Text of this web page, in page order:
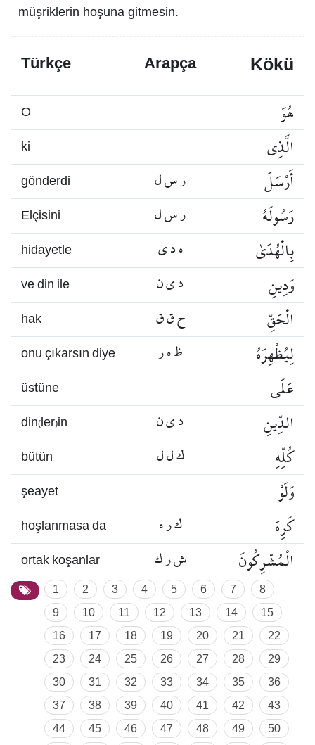
müşriklerin hoşuna gitmesin.
Türkçe Arapça Kökü
O هُوَ
ki الَّذِي
gönderdi ر س ل أَرْسَلَ
Elçisini ر س ل رَسُولَهُ
hidayetle ه د ي بِالْهُدَىٰ
ve din ile د ي ن وَدِينِ
hak ح ق ق الْحَقِّ
onu çıkarsın diye ظ ه ر لِيُظْهِرَهُ
üstüne عَلَى
din(ler)in د ي ن الدِّينِ
bütün ك ل ل كُلِّهِ
şeayet وَلَوْ
hoşlanmasa da ك ر ه كَرِهَ
ortak koşanlar ش ر ك الْمُشْرِكُونَ
1 2 3 4 5 6 7
8
9
10 11 12 13 14
15
16
17 18 19 20 21
22
23
24 25 26 27 28
29
30
31 32 33 34 35
36
37
38 39 40 41 42
43
44
45 46 47 48 49
50